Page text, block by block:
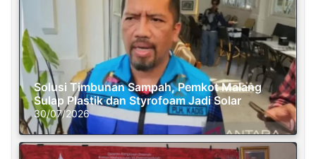
Solusi Timbunan Sampah, Pemkot Malang
Sulap Plastik dan Styrofoam Jadi Solar
30/07/2026